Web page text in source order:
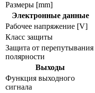
Размеры [mm]
Электронные данные
Рабочее напряжение [V]
Класс защиты
Защита от перепутывания
полярности
Выходы
Функция выходного
сигнала